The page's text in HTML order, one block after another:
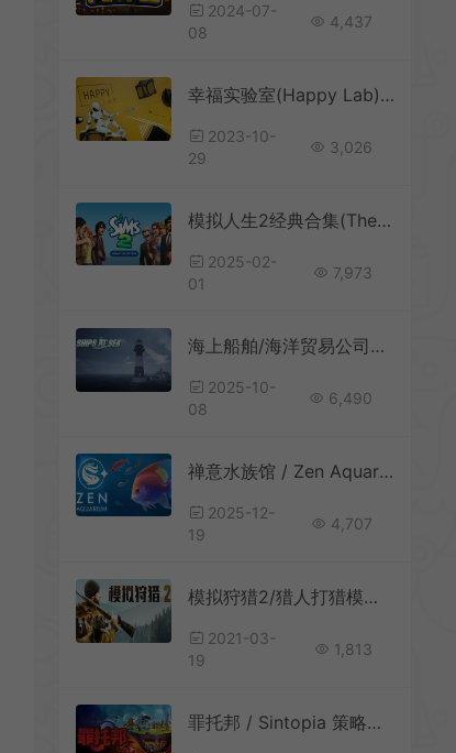
2024-07-
08
4,437
幸福实验室(Happy Lab)简中|PC|陷阱布置模拟解谜游戏
2023-10-
29
3,026
模拟人生2经典合集(The Sims 2：Legacy Collection)经典人生模拟游戏|下载
2025-02-
01
7,973
海上船舶/海洋贸易公司模拟游戏 Ships At Sea 下载
2025-10-
08
6,490
禅意水族馆 / Zen Aquarium 休闲放置型鱼缸模拟游戏
2025-12-
19
4,707
模拟狩猎2/猎人打猎模拟游戏 Hunting Simulator 2 下载
2021-03-
19
1,813
罪托邦 / Sintopia 策略管理模拟游戏